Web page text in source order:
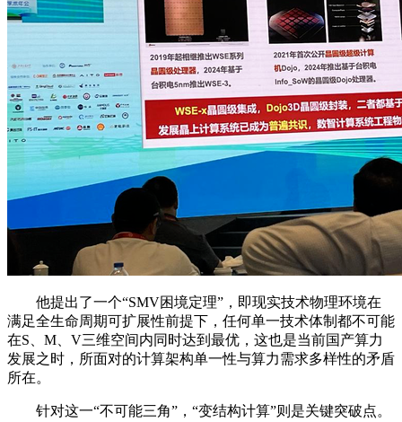
他提出了一个“SMV困境定理”，即现实技术物理环境在
满足全生命周期可扩展性前提下，任何单一技术体制都不可能
在S、M、V三维空间内同时达到最优，这也是当前国产算力
发展之时，所面对的计算架构单一性与算力需求多样性的矛盾
所在。
针对这一“不可能三角”，“变结构计算”则是关键突破点。